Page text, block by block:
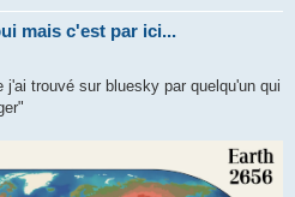
mais c'est par ici...
trouvé sur bluesky par quelqu'un qui